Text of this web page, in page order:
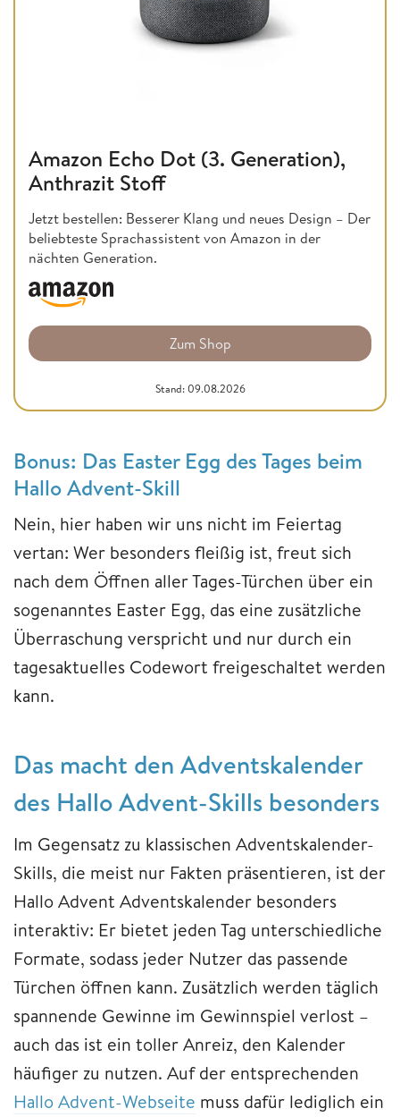
Amazon Echo Dot (3. Generation),
Anthrazit Stoff
Jetzt bestellen: Besserer Klang und neues Design – Der
beliebteste Sprachassistent von Amazon in der
nächten Generation.
Zum Shop
Stand: 09.08.2026
Bonus: Das Easter Egg des Tages beim
Hallo Advent-Skill
Nein, hier haben wir uns nicht im Feiertag
vertan: Wer besonders fleißig ist, freut sich
nach dem Öffnen aller Tages-Türchen über ein
sogenanntes Easter Egg, das eine zusätzliche
Überraschung verspricht und nur durch ein
tagesaktuelles Codewort freigeschaltet werden
kann.
Das macht den Adventskalender
des Hallo Advent-Skills besonders
Im Gegensatz zu klassischen Adventskalender-
Skills, die meist nur Fakten präsentieren, ist der
Hallo Advent Adventskalender besonders
interaktiv: Er bietet jeden Tag unterschiedliche
Formate, sodass jeder Nutzer das passende
Türchen öffnen kann. Zusätzlich werden täglich
spannende Gewinne im Gewinnspiel verlost –
auch das ist ein toller Anreiz, den Kalender
häufiger zu nutzen. Auf der entsprechenden
Hallo Advent-Webseite muss dafür lediglich ein